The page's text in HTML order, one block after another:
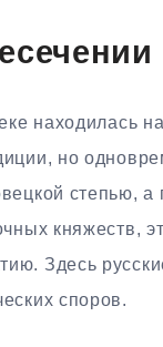
находилась
но
степью,
княжеств,
Здесь
споров.